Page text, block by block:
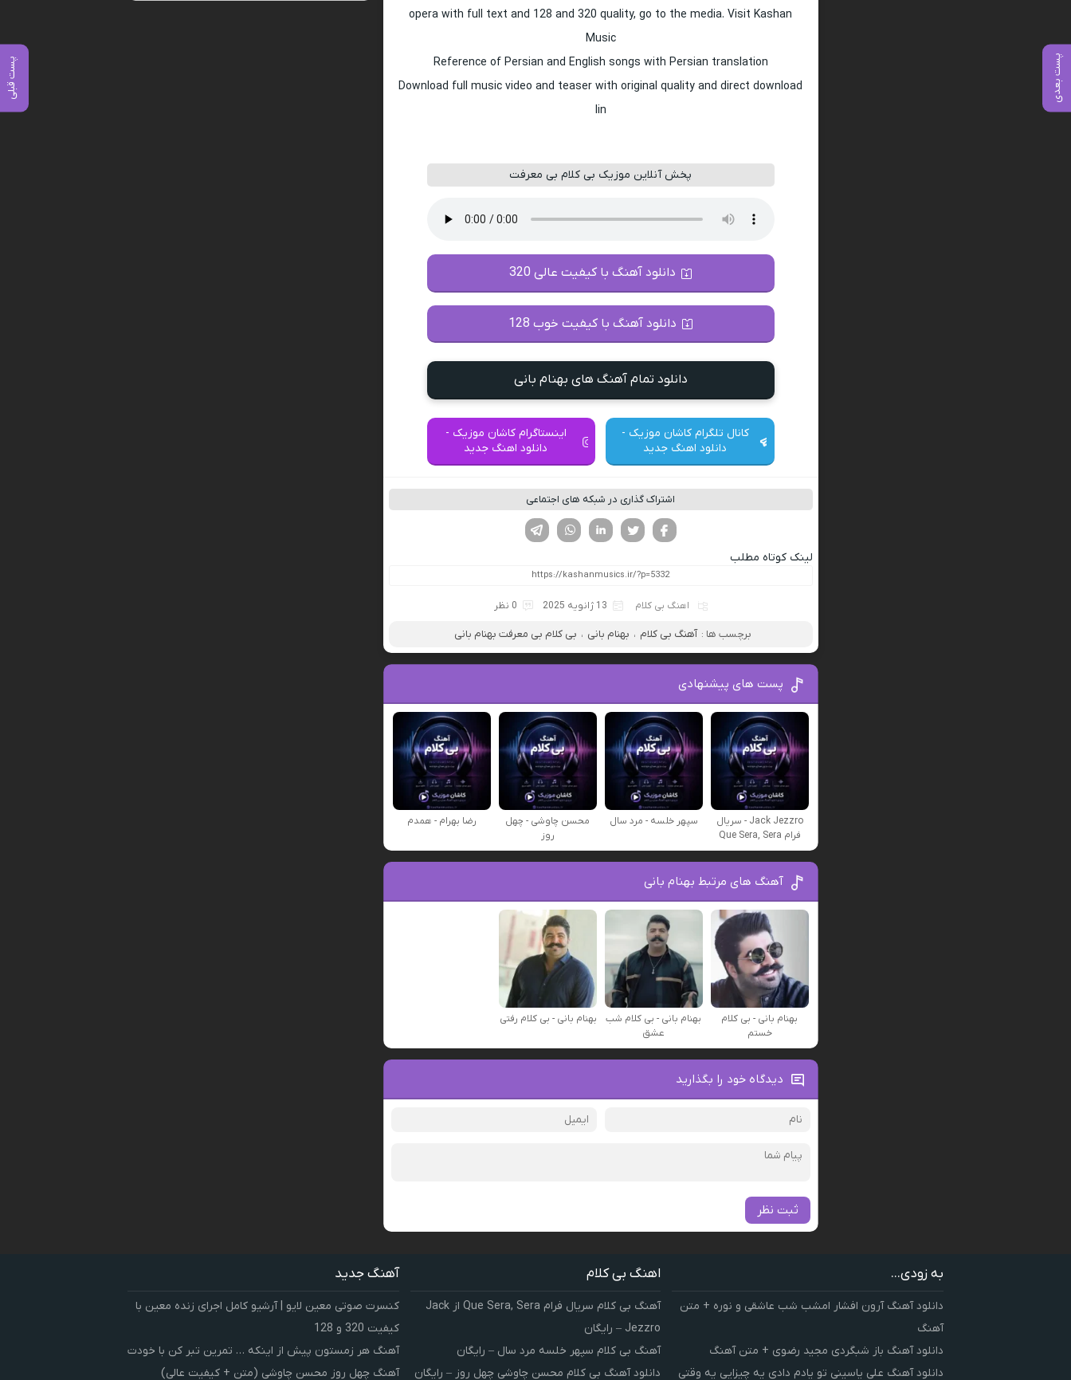
پست بعدی پست قبلی
opera with full text and 128 and 320 quality, go to the media. Visit Kashan
Music
Reference of Persian and English songs with Persian translation
Download full music video and teaser with original quality and direct download
lin
پخش آنلاین موزیک بی کلام بی معرفت
دانلود آهنگ با کیفیت عالی 320
دانلود آهنگ با کیفیت خوب 128
دانلود تمام آهنگ های بهنام بانی
کانال تلگرام کاشان موزیک -
دانلود اهنگ جدید
اینستاگرام کاشان موزیک -
دانلود اهنگ جدید
اشتراک گذاری در شبکه های اجتماعی
لینکدین تویتر
فیسوک
لینک کوتاه مطلب
اهنگ بی کلام 13 ژانویه 2025 0 نظر
برچسب ها : آهنگ بی کلام ، بهنام بانی ، بی کلام بی معرفت بهنام بانی
پست های پیشنهادی
Jack Jezzro - سریال
فرام Que Sera, Sera
سپهر خلسه - مرد سال
محسن چاوشی - چهل
روز
رضا بهرام - همدم
آهنگ های مرتبط بهنام بانی
بهنام بانی - بی کلام
خستم
بهنام بانی - بی کلام شب
عشق
بهنام بانی - بی کلام رفتی
دیدگاه خود را بگذارید
ثبت نظر
به زودی...
دانلود آهنگ آرون افشار امشب شب عاشقی و نوره + متن
آهنگ
دانلود آهنگ باز شبگردی مجید رضوی + متن آهنگ
دانلود آهنگ علی یاسینی تو یادم دادی یه چیزایی یه وقتی
اهنگ بی کلام
آهنگ بی کلام سریال فرام Que Sera, Sera از Jack
Jezzro – رایگان
آهنگ بی کلام سپهر خلسه مرد سال – رایگان
دانلود آهنگ بی کلام محسن چاوشی چهل روز – رایگان
آهنگ جدید
کنسرت صوتی معین لایو | آرشیو کامل اجرای زنده معین با
کیفیت 320 و 128
آهنگ هر زمستون پیش از اینکه … تمرین تبر کن با خودت
آهنگ چهل روز محسن چاوشی (متن + کیفیت عالی)